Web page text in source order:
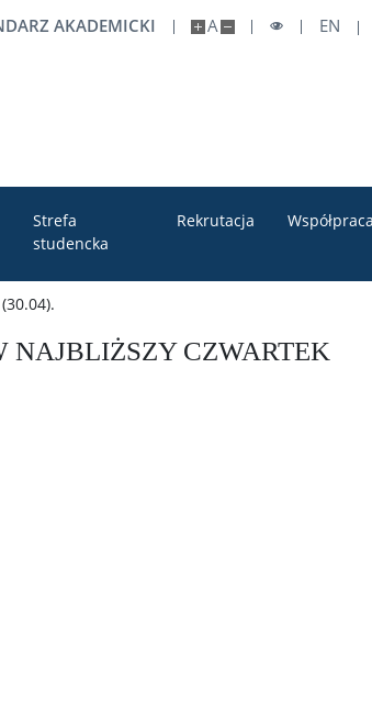
AKADEMICKI A EN
Strefa
studencka
Rekrutacja Współpraca
CZWARTEK